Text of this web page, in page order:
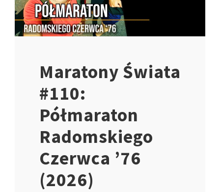
Maratony Świata
#110:
Półmaraton
Radomskiego
Czerwca ’76
(2026)